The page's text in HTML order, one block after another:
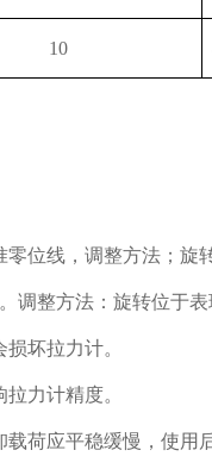
10
零位线，调整方法；
调整方法：旋转位于
坏拉力计。
力计精度。
荷应平稳缓慢，使用